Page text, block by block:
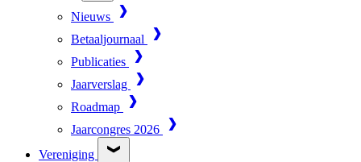
Nieuws
Betaaljournaal
Publicaties
Jaarverslag
Roadmap
Jaarcongres 2026
Vereniging